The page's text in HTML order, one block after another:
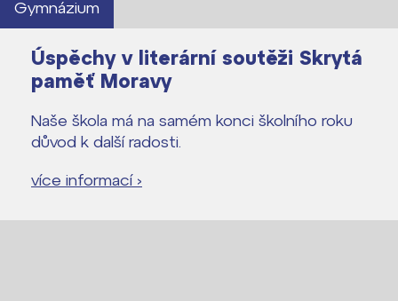
Gymnázium
Úspěchy v literární soutěži Skrytá
paměť Moravy
Naše škola má na samém konci školního roku
důvod k další radosti.
více informací ›